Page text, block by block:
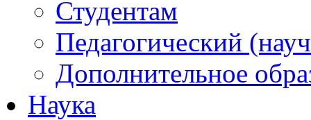
Студентам
Педагогический
Дополнительное
Наука